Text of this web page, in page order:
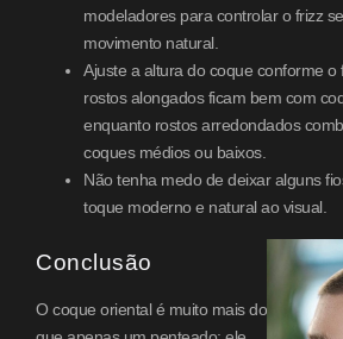
modeladores para controlar o frizz
movimento natural.
Ajuste a altura do coque conforme o
rostos alongados ficam bem com
enquanto rostos arredondados
coques médios ou baixos.
Não tenha medo de deixar alguns
toque moderno e natural ao visual.
Conclusão
O coque oriental é muito mais do